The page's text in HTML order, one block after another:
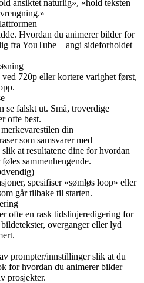
ansiktet naturlig», «hold teksten
Hvordan du animerer bilder for
fra YouTube – angi sideforholdet
ved 720p eller kortere varighet først,
se falskt ut. Små, troverdige
ofte best.
din
som samsvarer med
at resultatene dine for hvordan
sammenhengende.
spesifiser «sømløs loop» eller
går tilbake til starten.
ofte en rask tidslinjeredigering for
overganger eller lyd
prompter/innstillinger slik at du
for hvordan du animerer bilder
prosjekter.